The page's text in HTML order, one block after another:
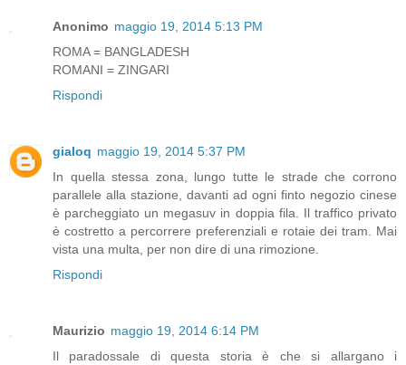
Anonimo maggio 19, 2014 5:13 PM
ROMA = BANGLADESH
ROMANI = ZINGARI
Rispondi
gialoq maggio 19, 2014 5:37 PM
In quella stessa zona, lungo tutte le strade che corrono
parallele alla stazione, davanti ad ogni finto negozio cinese
è parcheggiato un megasuv in doppia fila. Il traffico privato
è costretto a percorrere preferenziali e rotaie dei tram. Mai
vista una multa, per non dire di una rimozione.
Rispondi
Maurizio maggio 19, 2014 6:14 PM
Il paradossale di questa storia è che si allargano i